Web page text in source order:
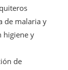
de malaria y
higiene y
de